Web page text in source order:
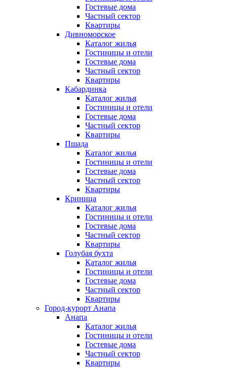
Гостевые дома
Частный сектор
Квартиры
Дивноморское
Каталог жилья
Гостиницы и отели
Гостевые дома
Частный сектор
Квартиры
Кабардинка
Каталог жилья
Гостиницы и отели
Гостевые дома
Частный сектор
Квартиры
Пшада
Каталог жилья
Гостиницы и отели
Гостевые дома
Частный сектор
Квартиры
Криница
Каталог жилья
Гостиницы и отели
Гостевые дома
Частный сектор
Квартиры
Голубая бухта
Каталог жилья
Гостиницы и отели
Гостевые дома
Частный сектор
Квартиры
Город-курорт Анапа
Анапа
Каталог жилья
Гостиницы и отели
Гостевые дома
Частный сектор
Квартиры